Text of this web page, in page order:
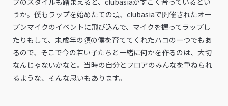
うか。僕もラップを始めたての頃、clubasiaで開催されたオー
プンマイクのイベントに飛び込んで、マイクを握ってラップし
たりもして、未成年の頃の僕を育ててくれたハコの一つでもあ
るので、そこで今の若い子たちと一緒に何かを作るのは、大切
なんじゃないかなと。当時の自分とフロアのみんなを重ねられ
るような、そんな思いもあります。